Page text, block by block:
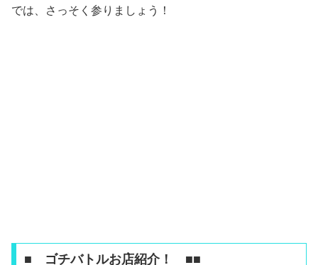
では、さっそく参りましょう！
■ ゴチバトルお店紹介！ ■■